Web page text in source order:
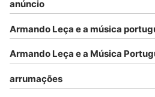
anúncio
Armando Leça e a música
Armando Leça e a Música
arrumações